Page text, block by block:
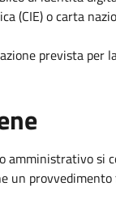
(CIE) o carta
prevista per
amministrativo si
un provvedimento